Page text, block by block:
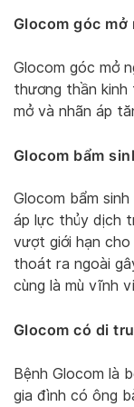
Glocom góc
Glocom góc mở
thương thần kinh
mở và nhãn áp
Glocom bẩm
Glocom bẩm
áp lực thủy dịch
vượt giới hạn
thoát ra ngoài
cùng là mù vĩnh
Glocom có di
Bệnh Glocom là
gia đình có ông